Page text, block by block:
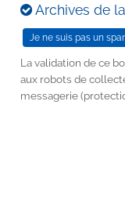
Archives de
La validation de ce
aux robots de
messagerie